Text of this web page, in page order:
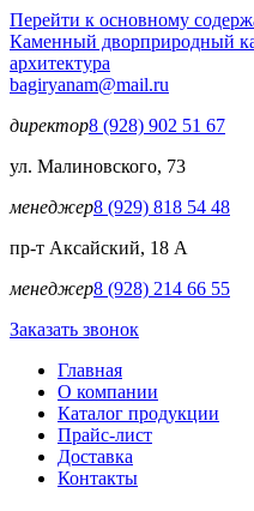
Перейти к основному
Каменный дворприродный
архитектура
bagiryanam@mail.ru
директор8 (928) 902 51 67
ул. Малиновского, 73
менеджер8 (929) 818 54 48
пр-т Аксайский, 18 А
менеджер8 (928) 214 66 55
Заказать звонок
Главная
О компании
Каталог продукции
Прайс-лист
Доставка
Контакты